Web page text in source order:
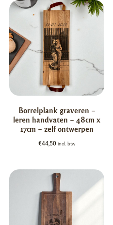
Borrelplank graveren –
leren handvaten – 48cm x
17cm – zelf ontwerpen
€44,50 incl. btw